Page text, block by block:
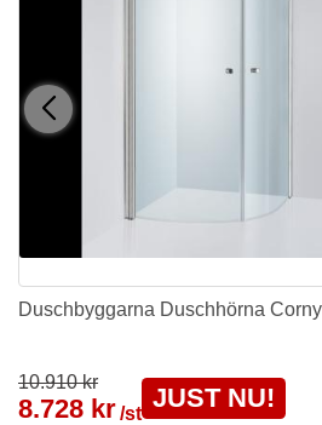
Duschbyggarna Duschhörna
10.910 kr
8.728 kr/st
JUST NU!